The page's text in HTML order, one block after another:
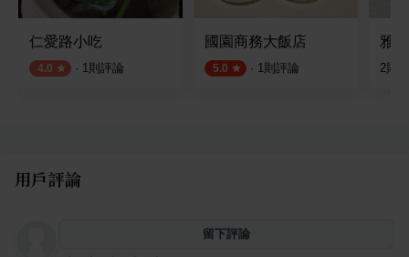
仁愛路小吃
4.0 · 1則評論
國園商務大飯店
5.0 · 1則評論
雅
2則
用戶評論
留下評論